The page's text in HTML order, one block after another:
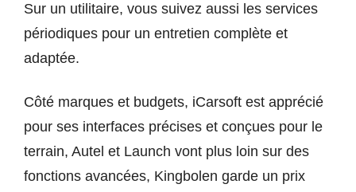
Sur un utilitaire, vous suivez aussi les services
périodiques pour un entretien complète et
adaptée.
Côté marques et budgets, iCarsoft est apprécié
pour ses interfaces précises et conçues pour le
terrain, Autel et Launch vont plus loin sur des
fonctions avancées, Kingbolen garde un prix